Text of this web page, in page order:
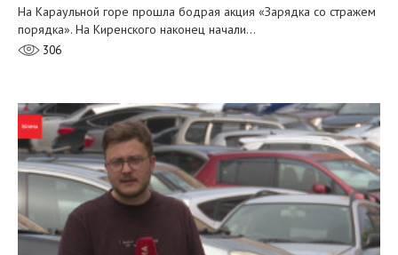
На Караульной горе прошла бодрая акция «Зарядка со стражем
порядка». На Киренского наконец начали…
306